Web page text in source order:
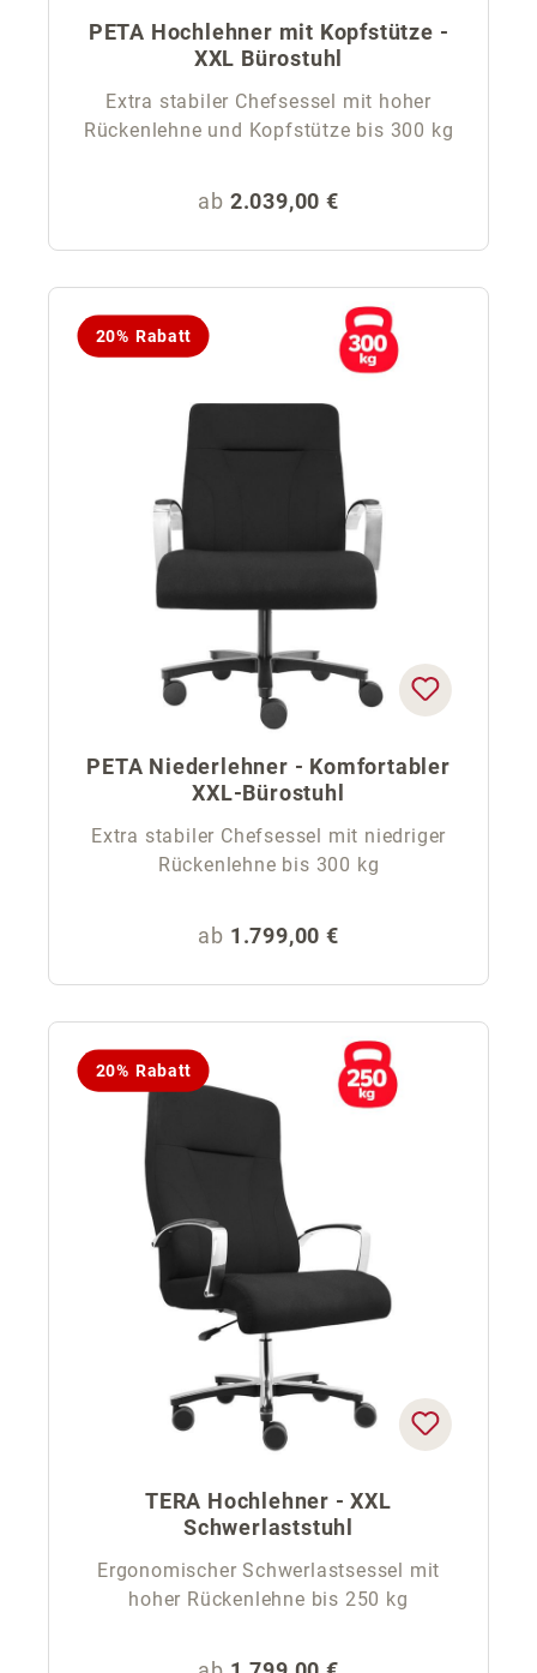
PETA Hochlehner mit Kopfstütze -
XXL Bürostuhl
Extra stabiler Chefsessel mit hoher
Rückenlehne und Kopfstütze bis 300 kg
Regulärer Preis:
ab 2.039,00 €
20% Rabatt
PETA Niederlehner - Komfortabler
XXL-Bürostuhl
Extra stabiler Chefsessel mit niedriger
Rückenlehne bis 300 kg
Regulärer Preis:
ab 1.799,00 €
20% Rabatt
TERA Hochlehner - XXL
Schwerlaststuhl
Ergonomischer Schwerlastsessel mit
hoher Rückenlehne bis 250 kg